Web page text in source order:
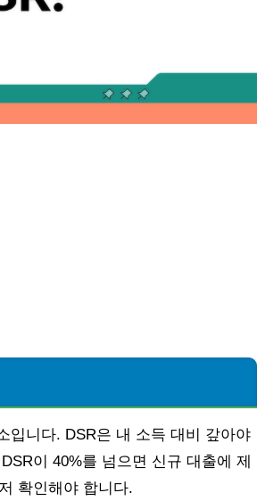
입니다. DSR은 내 소득 대비 갚아야
이 40%를 넘으면 신규 대출에 제
확인해야 합니다.